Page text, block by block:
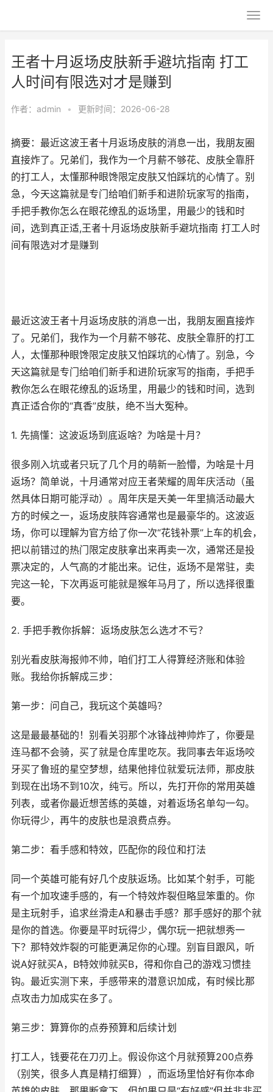
王者十月返场皮肤新手避坑指南 打工
人时间有限选对才是赚到
作者： admin • 更新时间：2026-06-28
摘要：最近这波王者十月返场皮肤的消息一出，我朋友圈
直接炸了。兄弟们，我作为一个月薪不够花、皮肤全靠肝
的打工人，太懂那种眼馋限定皮肤又怕踩坑的心情了。别
急，今天这篇就是专门给咱们新手和进阶玩家写的指南，
手把手教你怎么在眼花缭乱的返场里，用最少的钱和时
间，选到真正适,王者十月返场皮肤新手避坑指南 打工人时
间有限选对才是赚到
最近这波王者十月返场皮肤的消息一出，我朋友圈直接炸
了。兄弟们，我作为一个月薪不够花、皮肤全靠肝的打工
人，太懂那种眼馋限定皮肤又怕踩坑的心情了。别急，今
天这篇就是专门给咱们新手和进阶玩家写的指南，手把手
教你怎么在眼花缭乱的返场里，用最少的钱和时间，选到
真正适合你的“真香”皮肤，绝不当大冤种。
1. 先搞懂：这波返场到底返啥？为啥是十月？
很多刚入坑或者只玩了几个月的萌新一脸懵，为啥是十月
返场？简单说，十月通常对应王者荣耀的周年庆活动（虽
然具体日期可能浮动）。周年庆是天美一年里搞活动最大
方的时候之一，返场皮肤阵容通常也是最豪华的。这波返
场，你可以理解为官方给了你一次“花钱补票”上车的机会，
把以前错过的热门限定皮肤拿出来再卖一次，通常还是投
票决定的，人气高的才能出来。记住，返场不是常驻，卖
完这一轮，下次再返可能就是猴年马月了，所以选择很重
要。
2. 手把手教你拆解：返场皮肤怎么选才不亏？
别光看皮肤海报帅不帅，咱们打工人得算经济账和体验
账。我给你拆解成三步：
第一步：问自己，我玩这个英雄吗？
这是最最基础的！别看关羽那个冰锋战神帅炸了，你要是
连马都不会骑，买了就是仓库里吃灰。我同事去年返场咬
牙买了鲁班的星空梦想，结果他排位就爱玩法师，那皮肤
到现在出场不到10次，纯亏。所以，先打开你的常用英雄
列表，或者你最近想苦练的英雄，对着返场名单勾一勾。
你玩得少，再牛的皮肤也是浪费点券。
第二步：看手感和特效，匹配你的段位和打法
同一个英雄可能有好几个皮肤返场。比如某个射手，可能
有一个加攻速手感的，有一个特效炸裂但略显笨重的。你
是主玩射手，追求丝滑走A和暴击手感？那手感好的那个就
是你的首选。你要是平时玩得少，偶尔玩一把就想秀一
下？那特效炸裂的可能更满足你的心理。别盲目跟风，听
说A好就买A，B特效帅就买B，得和你自己的游戏习惯挂
钩。最近实测下来，手感带来的潜意识加成，有时候比那
点攻击力加成实在多了。
第三步：算算你的点券预算和后续计划
打工人，钱要花在刀刃上。假设你这个月就预算200点券
（别笑，很多人真是精打细算），而返场里恰好有你本命